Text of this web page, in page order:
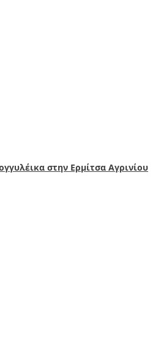
στην Ερμίτσα Αγρινίου